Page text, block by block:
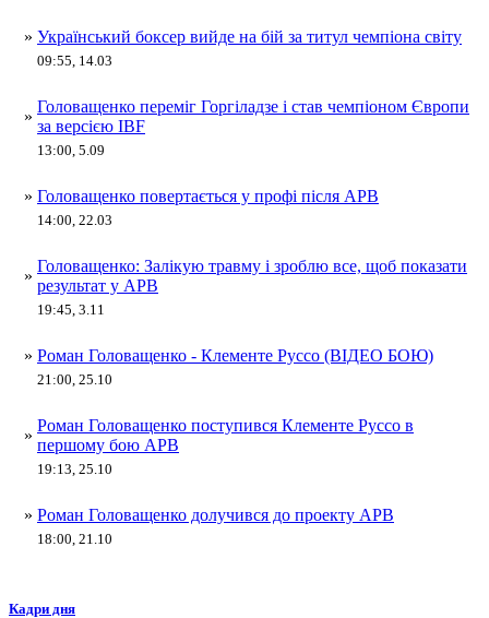
» Український боксер вийде на бій за титул чемпіона світу
09:55, 14.03
»
Головащенко переміг Горгіладзе і став чемпіоном Європи
за версією IBF
13:00, 5.09
» Головащенко повертається у профі після АРВ
14:00, 22.03
»
Головащенко: Залікую травму і зроблю все, щоб показати
результат у АРВ
19:45, 3.11
» Роман Головащенко - Клементе Руссо (ВІДЕО БОЮ)
21:00, 25.10
»
Роман Головащенко поступився Клементе Руссо в
першому бою АРВ
19:13, 25.10
» Роман Головащенко долучився до проекту АРВ
18:00, 21.10
Кадри дня